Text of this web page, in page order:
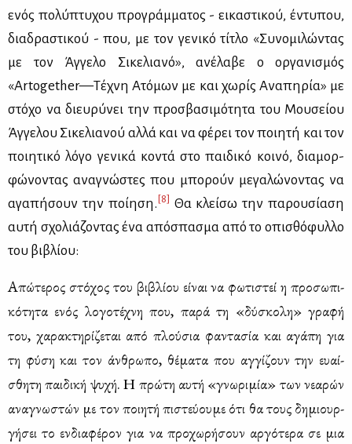
ενός πο­λύ­πτυ­χου προ­γράμ­μα­τος - ει­κα­στι­κού, έντυ­που,
δια­δρα­στι­κού - που, με τον γε­νι­κό τί­τλο «Συ­νο­μι­λώ­ντας
με τον Άγ­γε­λο Σι­κε­λια­νό», ανέ­λα­βε ο ορ­γα­νι­σμός
«Artogether—Τέ­χνη Ατό­μων με και χω­ρίς Ανα­πη­ρία» με
στό­χο να διευ­ρύ­νει την προ­σβα­σι­μό­τη­τα του Μου­σεί­ου
Άγ­γε­λου Σι­κε­λια­νού αλ­λά και να φέ­ρει τον ποι­η­τή και τον
ποι­η­τι­κό λό­γο γε­νι­κά κο­ντά στο παι­δι­κό κοι­νό, δια­μορ­
φώ­νο­ντας ανα­γνώ­στες που μπο­ρούν με­γα­λώ­νο­ντας να
αγα­πή­σουν την ποί­η­ση. [8] Θα κλεί­σω την πα­ρου­σί­α­ση
αυ­τή σχο­λιά­ζο­ντας ένα από­σπα­σμα από το οπι­σθό­φυλ­λο
του βι­βλί­ου:
Απώ­τε­ρος στό­χος του βι­βλί­ου εί­ναι να φω­τι­στεί η προ­σω­πι­
κό­τη­τα ενός λο­γο­τέ­χνη που, πα­ρά τη «δύ­σκο­λη» γρα­φή
του, χα­ρα­κτη­ρί­ζε­ται από πλού­σια φα­ντα­σία και αγά­πη για
τη φύ­ση και τον άν­θρω­πο, θέ­μα­τα που αγ­γί­ζουν την ευαί­
σθη­τη παι­δι­κή ψυ­χή. Η πρώ­τη αυ­τή «γνω­ρι­μία» των νε­α­ρών
ανα­γνω­στών με τον ποι­η­τή πι­στεύ­ου­με ότι θα τους δη­μιουρ­
γή­σει το εν­δια­φέ­ρον για να προ­χω­ρή­σουν αρ­γό­τε­ρα σε μια